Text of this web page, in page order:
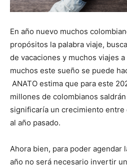
En año nuevo muchos
propósitos la palabra viaje,
de vacaciones y muchos viajes
muchos este sueño se puede
ANATO estima que para este
millones de colombianos
significaría un crecimiento entre
al año pasado.
Ahora bien, para poder agendar
año no será necesario invertir